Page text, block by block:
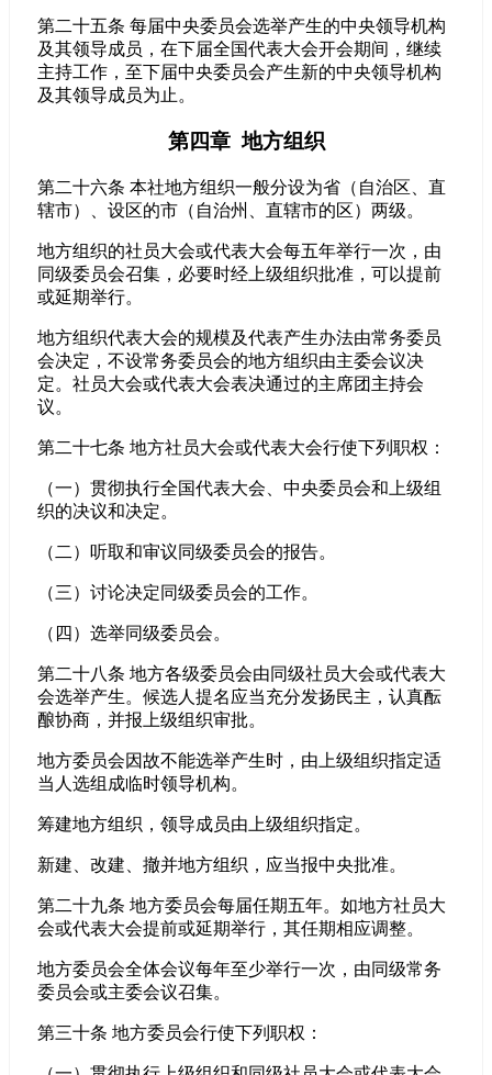
第二十五条 每届中央委员会选举产生的中央领导机构
及其领导成员，在下届全国代表大会开会期间，继续
主持工作，至下届中央委员会产生新的中央领导机构
及其领导成员为止。
第四章 地方组织
第二十六条 本社地方组织一般分设为省（自治区、直
辖市）、设区的市（自治州、直辖市的区）两级。
地方组织的社员大会或代表大会每五年举行一次，由
同级委员会召集，必要时经上级组织批准，可以提前
或延期举行。
地方组织代表大会的规模及代表产生办法由常务委员
会决定，不设常务委员会的地方组织由主委会议决
定。社员大会或代表大会表决通过的主席团主持会
议。
第二十七条 地方社员大会或代表大会行使下列职权：
（一）贯彻执行全国代表大会、中央委员会和上级组
织的决议和决定。
（二）听取和审议同级委员会的报告。
（三）讨论决定同级委员会的工作。
（四）选举同级委员会。
第二十八条 地方各级委员会由同级社员大会或代表大
会选举产生。候选人提名应当充分发扬民主，认真酝
酿协商，并报上级组织审批。
地方委员会因故不能选举产生时，由上级组织指定适
当人选组成临时领导机构。
筹建地方组织，领导成员由上级组织指定。
新建、改建、撤并地方组织，应当报中央批准。
第二十九条 地方委员会每届任期五年。如地方社员大
会或代表大会提前或延期举行，其任期相应调整。
地方委员会全体会议每年至少举行一次，由同级常务
委员会或主委会议召集。
第三十条 地方委员会行使下列职权：